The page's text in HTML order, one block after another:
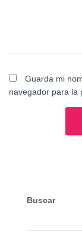
Guarda mi
navegador para la
Buscar